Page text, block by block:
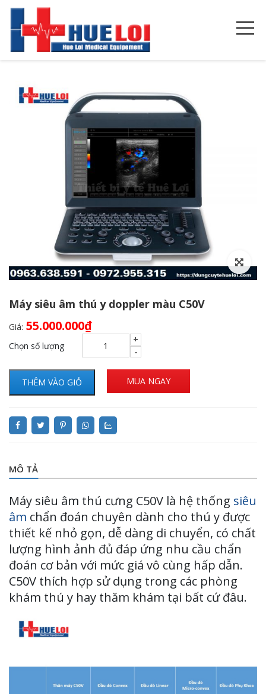
Máy siêu âm thú y doppler màu C50V
Giá: 55.000.000₫
Chọn số lượng
THÊM VÀO GIỎ MUA NGAY
MÔ TẢ
Máy siêu âm thú cưng C50V là hệ thống siêu
âm chẩn đoán chuyên dành cho thú y được
thiết kế nhỏ gọn, dễ dàng di chuyển, có chất
lượng hình ảnh đủ đáp ứng nhu cầu chẩn
đoán cơ bản với mức giá vô cùng hấp dẫn.
C50V thích hợp sử dụng trong các phòng
khám thú y hay thăm khám tại bất cứ đâu.